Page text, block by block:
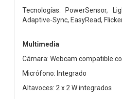
Tecnologías: PowerSensor,
Adaptive-Sync, EasyRead,
Multimedia
Cámara: Webcam compatible
Micrófono: Integrado
Altavoces: 2 x 2 W integrados